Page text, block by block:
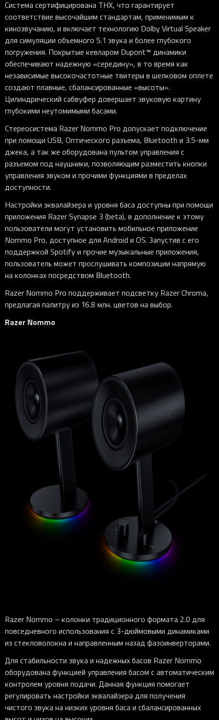
Система сертифицирована THX, что гарантирует
соответствие высочайшим стандартам, применимым к
кинозвучанию, и включает технологию Dolby Virtual Speaker
для симуляции объемного 5.1 звука и более глубокого
погружения. Покрытые кевларом Dupont™ динамики
обеспечивают надежную «середину», в то время как
независимые высокочастотные твитеры в шелковом оплете
создают плавные, сбалансированные «высоты».
Цилиндрический сабвуфер довершает звуковую картину
глубокими неутомимыми басами.
Стереосистема Razer Nommo Pro допускает подключение
при помощи USB, Оптического разъема, Bluetooth и 3.5-мм
джека, а так же оборудована пультом управления с
разъемом под наушники, позволяющим разместить кнопки
управления звуком и прочими функциями в пределах
доступности.
Настройки эквалайзера и уровня баса доступны при помощи
приложения Razer Synapse 3 (beta), в дополнение к этому
пользователи могут установить мобильное приложение
Nommo Pro, доступное для Android и OS. Запустив с его
поддержкой Spotify и прочие музыкальные приложения,
пользователь может прослушивать композиции напрямую
на колонках посредством Bluetooth.
Razer Nommo Pro поддерживает подсветку Razer Chroma,
предлагая палитру из 16.8 млн. цветов на выбор.
Razer Nommo
Razer Nommo – колонки традиционного формата 2.0 для
повседневного использования с 3-дюймовыми динамиками
из стекловолокна и направленным назад фазоинверторами.
Для стабильности звука и надежных басов Razer Nommo
оборудована функцией управления басом с автоматическим
контролем уровня подачи. Данная функция помогает
регулировать настройки эквалайзера для получения
чистого звука на низких уровня баса и сбалансированных